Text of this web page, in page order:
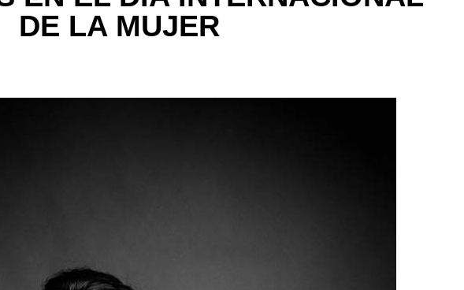
DE LA MUJER